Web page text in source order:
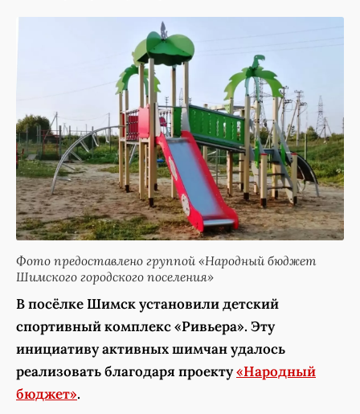
Фото предоставлено группой «Народный бюджет
Шимского городского поселения»
В посёлке Шимск установили детский
спортивный комплекс «Ривьера». Эту
инициативу активных шимчан удалось
реализовать благодаря проекту«Народный
бюджет».